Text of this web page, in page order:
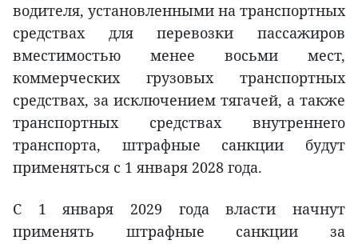
водителя, установленными на транспортных
средствах для перевозки пассажиров
вместимостью менее восьми мест,
коммерческих грузовых транспортных
средствах, за исключением тягачей, а также
транспортных средствах внутреннего
транспорта, штрафные санкции будут
применяться с 1 января 2028 года.
С 1 января 2029 года власти начнут
применять штрафные санкции за